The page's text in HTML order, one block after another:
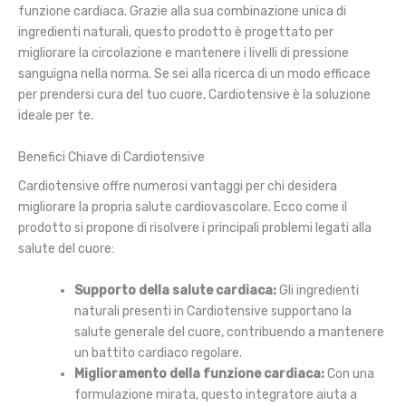
funzione cardiaca. Grazie alla sua combinazione unica di
ingredienti naturali, questo prodotto è progettato per
migliorare la circolazione e mantenere i livelli di pressione
sanguigna nella norma. Se sei alla ricerca di un modo efficace
per prendersi cura del tuo cuore, Cardiotensive è la soluzione
ideale per te.
Benefici Chiave di Cardiotensive
Cardiotensive offre numerosi vantaggi per chi desidera
migliorare la propria salute cardiovascolare. Ecco come il
prodotto si propone di risolvere i principali problemi legati alla
salute del cuore:
Supporto della salute cardiaca:Gli ingredienti
naturali presenti in Cardiotensive supportano la
salute generale del cuore, contribuendo a mantenere
un battito cardiaco regolare.
Miglioramento della funzione cardiaca:Con una
formulazione mirata, questo integratore aiuta a